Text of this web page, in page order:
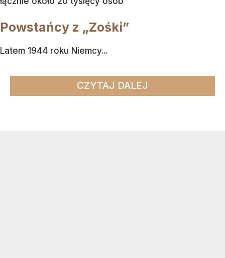
Powstańcy z „Zośki”
Latem 1944 roku Niemcy...
CZYTAJ DALEJ